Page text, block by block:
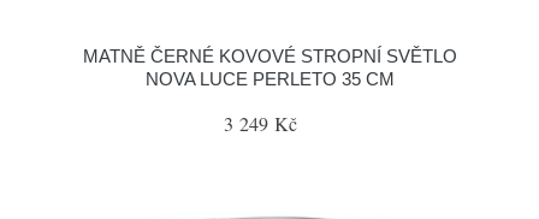
MATNĚ ČERNÉ KOVOVÉ STROPNÍ SVĚTLO
NOVA LUCE PERLETO 35 CM
3 249 Kč